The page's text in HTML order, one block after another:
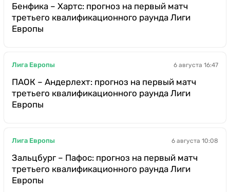
Бенфика – Хартс: прогноз на первый матч
третьего квалификационного раунда Лиги
Европы
Лига Европы 6 августа 16:47
ПАОК – Андерлехт: прогноз на первый матч
третьего квалификационного раунда Лиги
Европы
Лига Европы 6 августа 10:08
Зальцбург – Пафос: прогноз на первый матч
третьего квалификационного раунда Лиги
Европы